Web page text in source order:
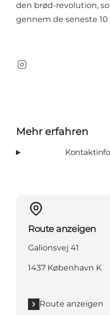
den brød-revolution,
gennem de seneste 10
Instagram
Mehr erfahren
Route anzeigen
Galionsvej 41
1437 København K
Route anzeigen